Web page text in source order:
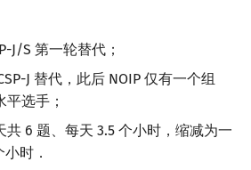
J/S 第一轮替代；
J 替代，此后 NOIP 仅有一个组
选手；
共 6 题、每天 3.5 个小时，缩减为一
时．